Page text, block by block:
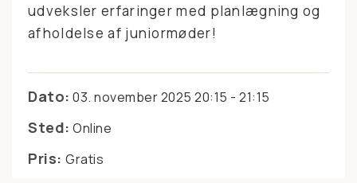
udveksler erfaringer med planlægning og
afholdelse af juniormøder!
Dato: 03. november 2025 20:15 - 21:15
Sted: Online
Pris: Gratis